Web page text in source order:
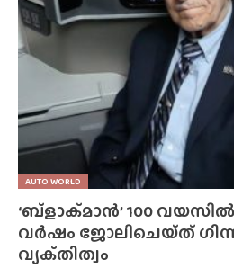
AUTO WORLD
‘ബ്‌ളാക്‌മാൻ’ 100 വയസിൽ
വർഷം ജോലിചെയ്‌ത്‌
വ്യക്‌തിത്വം